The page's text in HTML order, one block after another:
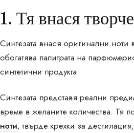
1. Тя внася
Синтезата внася оригинални
обогатява палитрата на
синтетични продукта.
Синтезата представя реални
време в желаните количества. Тя
ноти, твърде крехки за